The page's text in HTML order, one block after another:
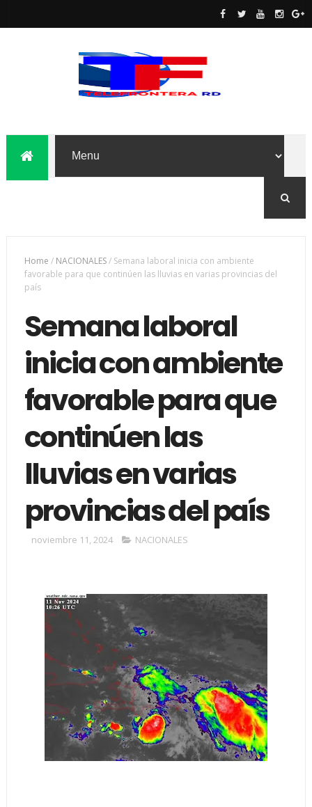
Home / NACIONALES/ Semana laboral inicia con ambiente
favorable para que continúen las lluvias en varias provincias del
país
Semana laboral
inicia con ambiente
favorable para que
continúen las
lluvias en varias
provincias del país
noviembre 11, 2024 NACIONALES